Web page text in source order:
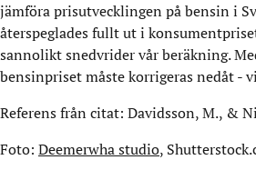
jämföra prisutvecklingen på bensin i
återspeglades fullt ut i
sannolikt snedvrider vår beräkning.
bensinpriset måste korrigeras nedåt -
Referens från citat: Davidsson, M., &
Foto: Deemerwha studio,